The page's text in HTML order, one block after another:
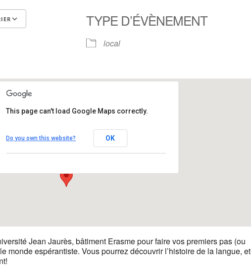
Calendrier Google
TYPE D’ÉVÈNEMENT
local
Université Jean Jaurès
Voir Évènements
This page can't load Google Maps correctly.
Do you own this website? OK
Jean Jaurès, bâtiment Erasme pour faire vos premiers pas (ou
monde espérantiste. Vous pourrez découvrir l’histoire de la langue, et